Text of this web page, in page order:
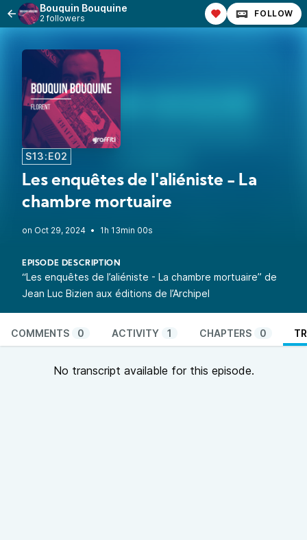
Bouquin Bouquine
2 followers FOLLOW
S13:E02
Les enquêtes de l'aliéniste - La
chambre mortuaire
• 1h 13min 00s
EPISODE DESCRIPTION
“Les enquêtes de l’aliéniste - La chambre mortuaire” de
Jean Luc Bizien aux éditions de l’Archipel
COMMENTS 0 ACTIVITY 1 CHAPTERS 0
No transcript available for this episode.